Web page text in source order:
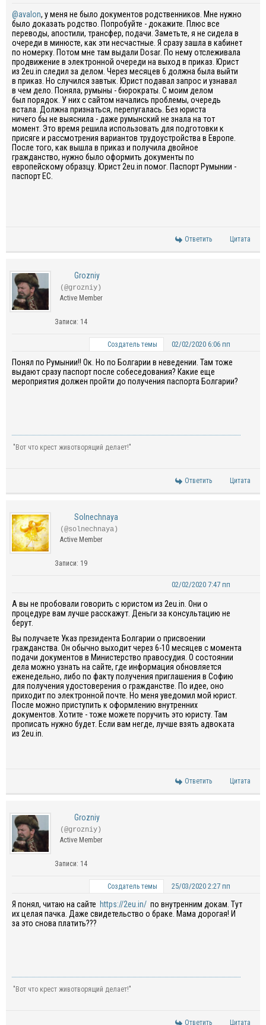
@avalon, у меня не было документов родственников. Мне нужно
было доказать родство. Попробуйте - докажите. Плюс все
переводы, апостили, трансфер, подачи. Заметьте, я не сидела в
очереди в минюсте, как эти несчастные. Я сразу зашла в кабинет
по номерку. Потом мне там выдали Dosar . По нему отслеживала
продвижение в электронной очереди на выход в приказ. Юрист
из 2eu. in следил за делом. Через месяцев 6 должна была выйти
в приказ. Но случился завтык . Юрист подавал запрос и узнавал
в чем дело. Поняла, румыны - бюрократы. С моим делом
был порядок . У них с сайтом начались проблемы, очередь
встала. Должна признаться, перепугалась. Без юриста
ничего бы не выяснила - даже румынский не знала на тот
момент. Это время решила использовать для подготовки к
присяге и рассмотрения вариантов трудоустройства в Европе.
После того, как вышла в приказ и получила двойное
гражданство, нужно было оформить документы по
европейскому образцу. Юрист 2eu.in помог. Паспорт Румынии -
паспорт ЕС.
Ответить Цитата
Grozniy
(@grozniy)
Active Member
Записи: 14
Создатель темы 02/02/2020 6:06 пп
Понял по Румынии!! Ок. Но по Болгарии в неведении. Там тоже
выдают сразу паспорт после собеседования? Какие еще
мероприятия должен пройти до получения паспорта Болгарии?
"Вот что крест животворящий делает!"
Ответить Цитата
Solnechnaya
(@solnechnaya)
Active Member
Записи: 19
02/02/2020 7:47 пп
А вы не пробовали говорить с юристом из 2eu.in. Они о
процедуре вам лучше расскажут. Деньги за консультацию не
берут.
Вы получаете Указ президента Болгарии о присвоении
гражданства. Он обычно выходит через 6-10 месяцев с момента
подачи документов в Министерство правосудия. О состоянии
дела можно узнать на сайте, где информация обновляется
еженедельно, либо по факту получения приглашения в Софию
для получения удостоверения о гражданстве. По идее, оно
приходит по электронной почте. Но меня уведомил мой юрист.
После можно приступить к оформлению внутренних
документов. Хотите - тоже можете поручить это юристу. Там
прописать нужно будет. Если вам негде, лучше взять адвоката
из 2eu.in.
Ответить Цитата
Grozniy
(@grozniy)
Active Member
Записи: 14
Создатель темы 25/03/2020 2:27 пп
Я понял, читаю на сайте https://2eu.in/ по внутренним докам. Тут
их целая пачка. Даже свидетельство о браке. Мама дорогая! И
за это снова платить???
"Вот что крест животворящий делает!"
Ответить Цитата